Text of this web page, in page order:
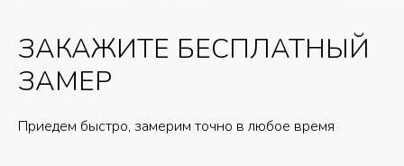
ЗАКАЖИТЕ БЕСПЛАТНЫЙ
ЗАМЕР
Приедем быстро, замерим точно в любое время